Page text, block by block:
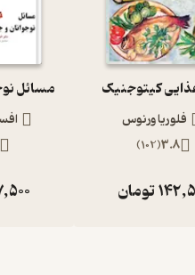
کیتوجنیک
فلوریا ورنوس
3.8
(
102
)
تومان
مسائل